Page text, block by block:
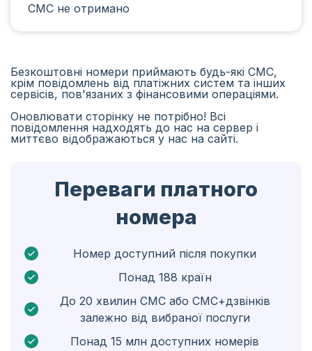
Іран
Бангладеш
Чехія
Гвінея
Ефіопія
Кюрасао
Кіпр
Болгарія
СМС не отримано
Безкоштовні номери приймають будь-які СМС,
крім повідомлень від платіжних систем та інших
сервісів, пов'язаних з фінансовими операціями.
Оновлювати сторінку не потрібно! Всі
повідомлення надходять до нас на сервер і
миттєво відображаються у нас на сайті.
Переваги платного
номера
Номер доступний після покупки
Понад 188 країн
До 20 хвилин СМС або СМС+дзвінків
залежно від вибраної послуги
Понад 15 млн доступних номерів